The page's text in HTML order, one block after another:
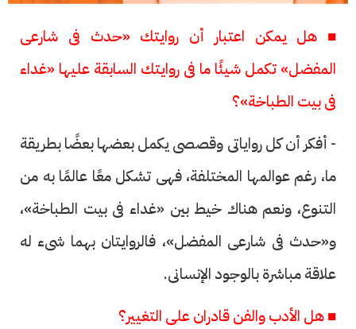
■ هل يمكن اعتبار أن روايتك «حدث فى شارعى
المفضل» تكمل شيئًا ما فى روايتك السابقة عليها «غداء
فى بيت الطباخة»؟
- أفكر أن كل رواياتى وقصصى يكمل بعضها بعضًا بطريقة
ما، رغم عوالمها المختلفة، فهى تشكل معًا عالمًا به من
التنوع، ونعم هناك خيط بين «غداء فى بيت الطباخة»،
و«حدث فى شارعى المفضل»، فالروايتان بهما شىء له
علاقة مباشرة بالوجود الإنسانى.
■ هل الأدب والفن قادران على التغيير؟